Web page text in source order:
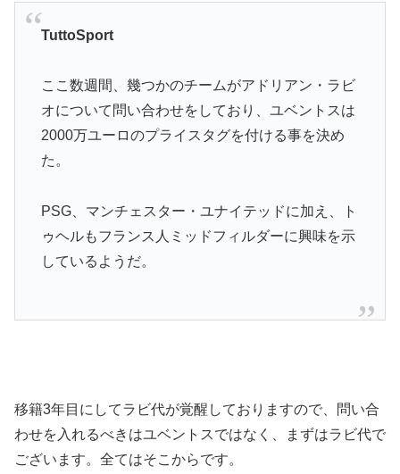
TuttoSport
ここ数週間、幾つかのチームがアドリアン・ラビ
オについて問い合わせをしており、ユベントスは
2000万ユーロのプライスタグを付ける事を決め
た。
PSG、マンチェスター・ユナイテッドに加え、ト
ゥヘルもフランス人ミッドフィルダーに興味を示
しているようだ。
移籍3年目にしてラビ代が覚醒しておりますので、問い合
わせを入れるべきはユベントスではなく、まずはラビ代で
ございます。全てはそこからです。